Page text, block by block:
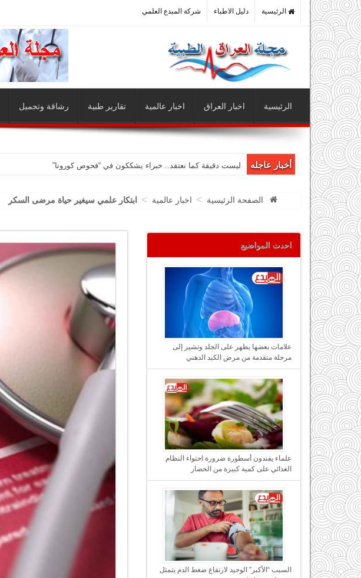
الرئيسية دليل الاطباء شركة المبدع العلمي
الرئيسية اخبار العراق اخبار عالمية تقارير طبية رشاقة وتجميل
أخبار عاجله ليست دقيقة كما نعتقد.. خبراء يشككون في “فحوص كورونا”
الصفحة الرئيسية > اخبار عالمية > ابتكار علمي سيغير حياة مرضى السكر
احدث المواضيع
علامات بعضها يظهر على الجلد وتشير إلى
مرحلة متقدمة من مرض الكبد الدهني
علماء يفندون أسطورة ضرورة احتواء النظام
الغذائي على كمية كبيرة من الخضار
السبب “الأكبر” الوحيد لارتفاع ضغط الدم يتمثل